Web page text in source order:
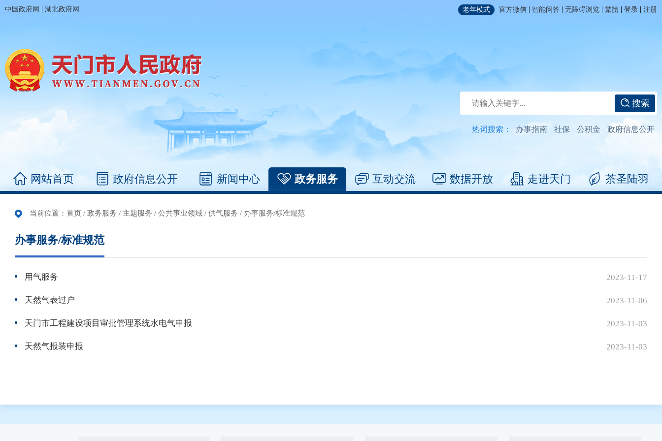
中国政府网 | 湖北政府网 老年模式 官方微信 | 智能问答 | 无障碍浏览 | 繁體 | 登录 | 注册
搜索
热词搜索： 办事指南 社保 公积金 政府信息公开
网站首页 政府信息公开 新闻中心 政务服务 互动交流 数据开放 走进天门 茶圣陆羽
当前位置： 首页 / 政务服务 / 主题服务 / 公共事业领域 / 供气服务 / 办事服务/标准规范
办事服务/标准规范
用气服务 2023-11-17
天然气表过户 2023-11-06
天门市工程建设项目审批管理系统水电气申报 2023-11-03
天然气报装申报 2023-11-03